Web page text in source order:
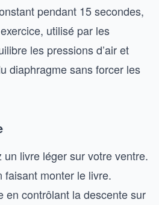
pendant 15 secondes,
utilisé par les
les pressions d’air et
diaphragme sans forcer les
livre léger sur votre ventre.
faisant monter le livre.
en contrôlant la descente sur